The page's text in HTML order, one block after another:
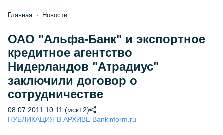
Главная Новости
ОАО "Альфа-Банк" и экспортное
кредитное агентство
Нидерландов "Атрадиус"
заключили договор о
сотрудничестве
08.07.2011 10:11 (мск+2)
ПУБЛИКАЦИЯ В АРХИВЕ Bankinform.ru